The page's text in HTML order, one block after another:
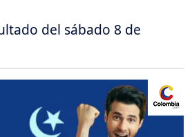
del sábado 8 de